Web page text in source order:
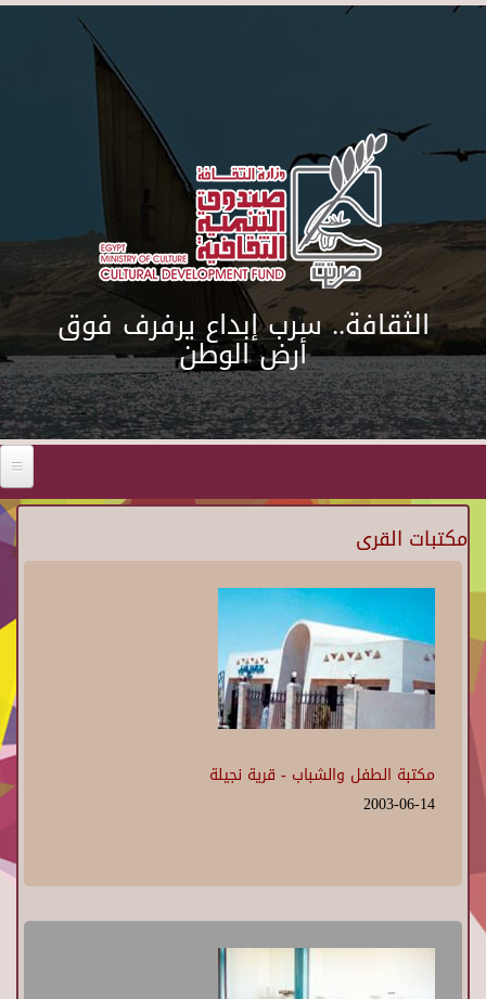
Skip to main content
الثقافة.. سرب إبداع يرفرف فوق
أرض الوطن
مكتبات القرى
مكتبة الطفل والشباب - قرية نجيلة
2003-06-14